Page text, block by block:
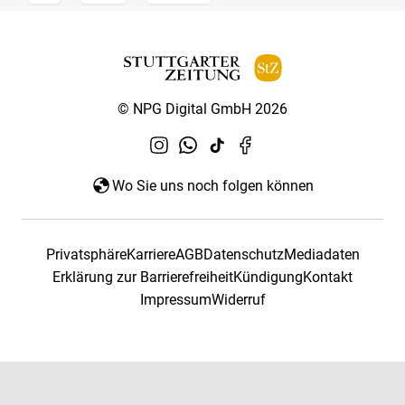
© NPG Digital GmbH 2026
Wo Sie uns noch folgen können
PrivatsphäreKarriereAGBDatenschutzMediadaten
Erklärung zur BarrierefreiheitKündigungKontakt
ImpressumWiderruf